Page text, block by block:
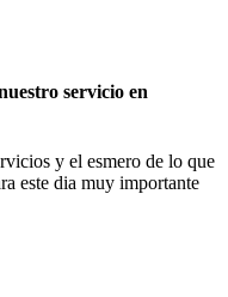
servicio en
y el esmero de lo que
este dia muy importante